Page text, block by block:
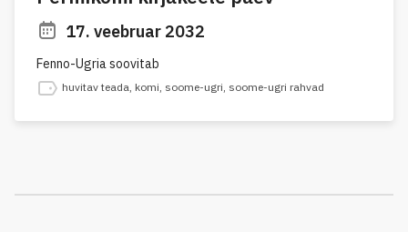
17. veebruar 2032
Fenno-Ugria soovitab
huvitav teada komi soome-ugri soome-ugri rahvad